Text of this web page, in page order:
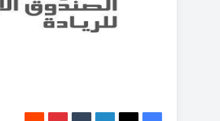
فيسبوك لينكدإن بينتيريست